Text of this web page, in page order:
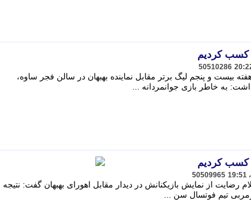
کسب کردیم
50510286
بیست و پنجم لیگ برتر مقابل نماینده بهبهان در سالن فجر ساوه،
به خاطر بازی جوانمردانه ...
کسب کردیم
50509965
رضایت از نمایش بازیکنانش در دیدار مقابل اهورای بهبهان گفت: نتیجه
تیم فوتسال سن ...